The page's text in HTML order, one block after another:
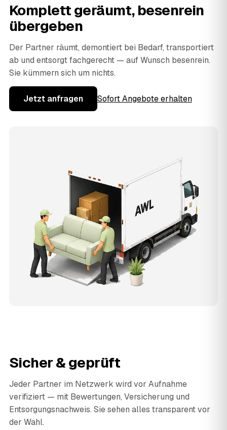
Komplett geräumt, besenrein
übergeben
Der Partner räumt, demontiert bei Bedarf, transportiert
ab und entsorgt fachgerecht — auf Wunsch besenrein.
Sie kümmern sich um nichts.
Jetzt anfragen Sofort Angebote erhalten
Sicher & geprüft
Jeder Partner im Netzwerk wird vor Aufnahme
verifiziert — mit Bewertungen, Versicherung und
Entsorgungsnachweis. Sie sehen alles transparent vor
der Wahl.